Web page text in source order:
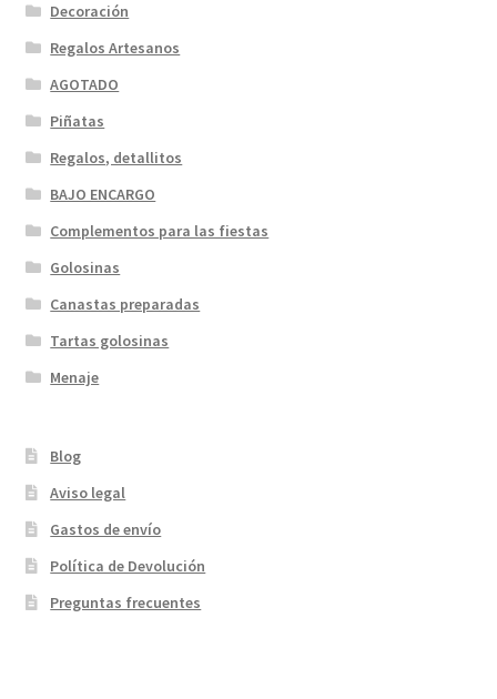
Decoración
Regalos Artesanos
AGOTADO
Piñatas
Regalos, detallitos
BAJO ENCARGO
Complementos para las fiestas
Golosinas
Canastas preparadas
Tartas golosinas
Menaje
Blog
Aviso legal
Gastos de envío
Política de Devolución
Preguntas frecuentes